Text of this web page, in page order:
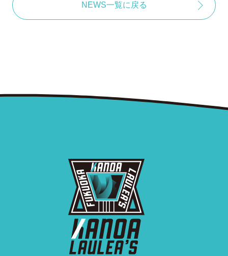
NEWS一覧に戻る